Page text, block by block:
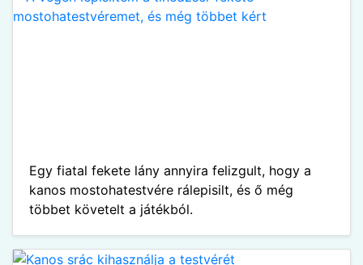
Egy fiatal fekete lány annyira felizgult, hogy a
kanos mostohatestvére rálepisilt, és ő még
többet követelt a játékból.